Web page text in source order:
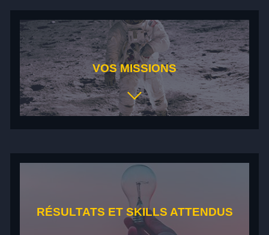
VOS MISSIONS
les réseaux sociaux.
CHEF D'ORCHESTRE D'ÉVÉNEMENTS
Planifiez et exécutez un plan événementiel
inoubliable du début à la fin.
RÉSULTATS ET SKILLS ATTENDUS